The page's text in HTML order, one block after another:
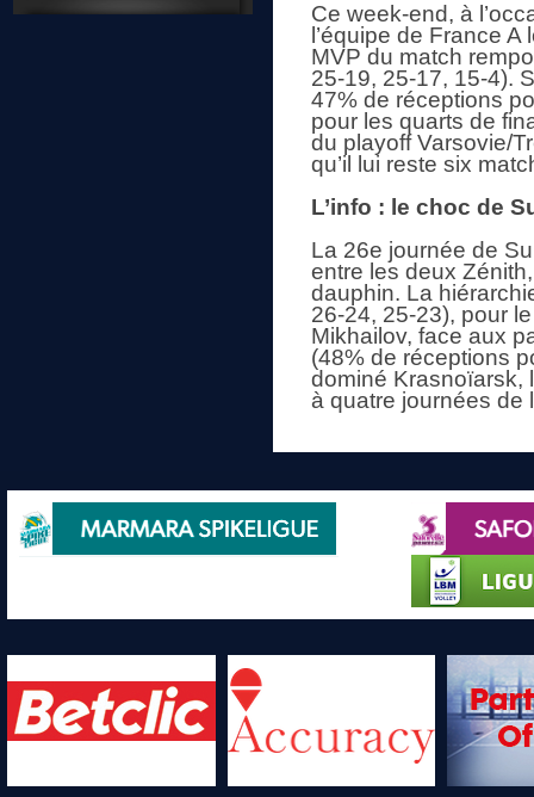
Ce week-end, à
l’équipe de France
MVP du match
25-19, 25-17, 15-4).
47% de réceptions
pour les quarts de
du playoff Varsovie/
qu’il lui reste six
L’info : le choc de
La 26e journée de
entre les deux
dauphin. La
26-24, 25-23), pour
Mikhailov, face aux
(48% de réceptions
dominé Krasnoïarsk,
à quatre journées de